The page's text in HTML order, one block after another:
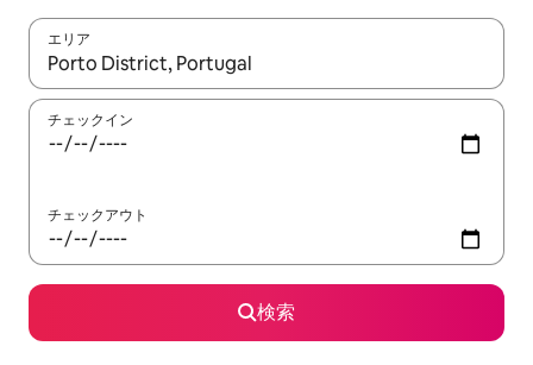
エリア
検索結果が表示されたら、上下の矢印キーを使って移動するか
チェックイン
チェックアウト
検索